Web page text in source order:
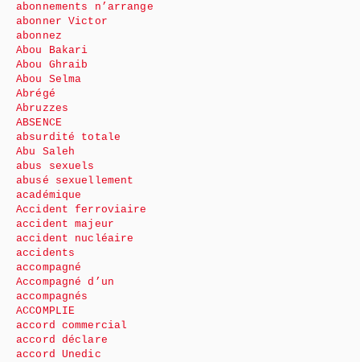
abonnements n’arrange
abonner Victor
abonnez
Abou Bakari
Abou Ghraib
Abou Selma
Abrégé
Abruzzes
ABSENCE
absurdité totale
Abu Saleh
abus sexuels
abusé sexuellement
académique
Accident ferroviaire
accident majeur
accident nucléaire
accidents
accompagné
Accompagné d’un
accompagnés
ACCOMPLIE
accord commercial
accord déclare
accord Unedic